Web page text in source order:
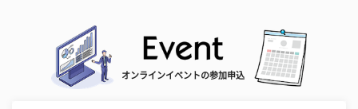
オンラインイベントの参加申込